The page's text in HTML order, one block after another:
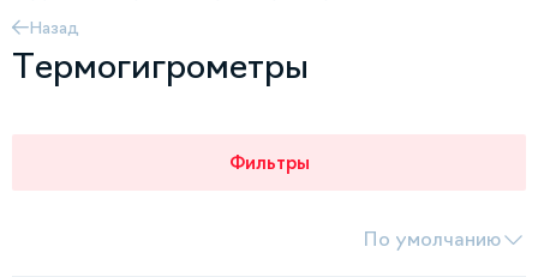
Назад
Термогигрометры
Фильтры
По умолчанию